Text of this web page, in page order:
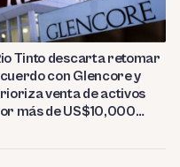
Tinto descarta retomar
con Glencore y
venta de activos
más de US$10,000